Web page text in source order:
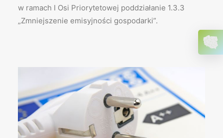
w ramach I Osi Priorytetowej poddziałanie 1.3.3
„Zmniejszenie emisyjności gospodarki”.